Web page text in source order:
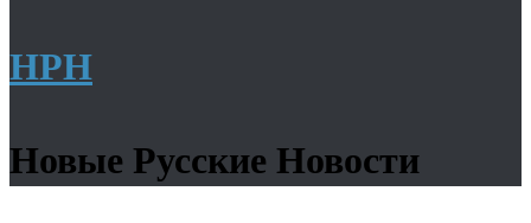
НРН
Новые Русские Новости